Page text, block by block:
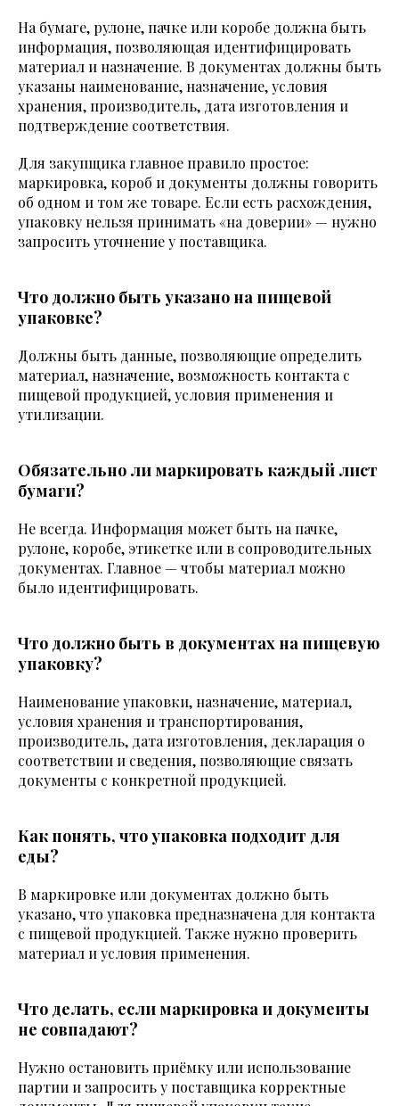
На бумаге, рулоне, пачке или коробе должна быть
информация, позволяющая идентифицировать
материал и назначение. В документах должны быть
указаны наименование, назначение, условия
хранения, производитель, дата изготовления и
подтверждение соответствия.
Для закупщика главное правило простое:
маркировка, короб и документы должны говорить
об одном и том же товаре. Если есть расхождения,
упаковку нельзя принимать «на доверии» — нужно
запросить уточнение у поставщика.
Что должно быть указано на пищевой
упаковке?
Должны быть данные, позволяющие определить
материал, назначение, возможность контакта с
пищевой продукцией, условия применения и
утилизации.
Обязательно ли маркировать каждый лист
бумаги?
Не всегда. Информация может быть на пачке,
рулоне, коробе, этикетке или в сопроводительных
документах. Главное — чтобы материал можно
было идентифицировать.
Что должно быть в документах на пищевую
упаковку?
Наименование упаковки, назначение, материал,
условия хранения и транспортирования,
производитель, дата изготовления, декларация о
соответствии и сведения, позволяющие связать
документы с конкретной продукцией.
Как понять, что упаковка подходит для
еды?
В маркировке или документах должно быть
указано, что упаковка предназначена для контакта
с пищевой продукцией. Также нужно проверить
материал и условия применения.
Что делать, если маркировка и документы
не совпадают?
Нужно остановить приёмку или использование
партии и запросить у поставщика корректные